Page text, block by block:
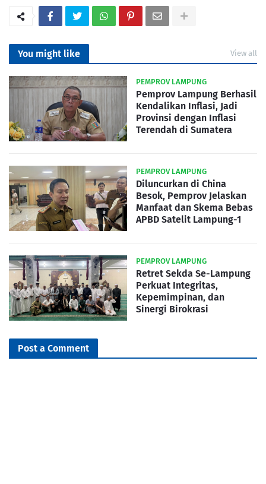
You might like View all
PEMPROV LAMPUNG
Pemprov Lampung Berhasil
Kendalikan Inflasi, Jadi
Provinsi dengan Inflasi
Terendah di Sumatera
PEMPROV LAMPUNG
Diluncurkan di China
Besok, Pemprov Jelaskan
Manfaat dan Skema Bebas
APBD Satelit Lampung-1
PEMPROV LAMPUNG
Retret Sekda Se-Lampung
Perkuat Integritas,
Kepemimpinan, dan
Sinergi Birokrasi
Post a Comment